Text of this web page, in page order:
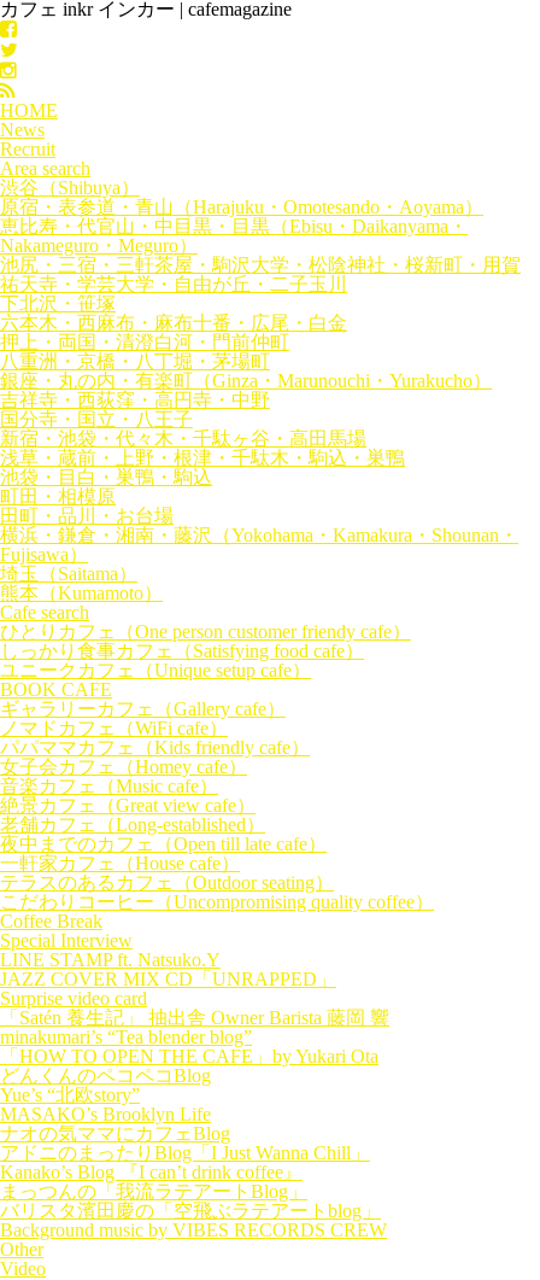
カフェ inkr インカー | cafemagazine
HOME
News
Recruit
Area search
渋谷（Shibuya）
原宿・表参道・青山（Harajuku・Omotesando・Aoyama）
恵比寿・代官山・中目黒・目黒（Ebisu・Daikanyama・
Nakameguro・Meguro）
池尻・三宿・三軒茶屋・駒沢大学・松陰神社・桜新町・用賀
祐天寺・学芸大学・自由が丘・二子玉川
下北沢・笹塚
六本木・西麻布・麻布十番・広尾・白金
押上・両国・清澄白河・門前仲町
八重洲・京橋・八丁堀・茅場町
銀座・丸の内・有楽町（Ginza・Marunouchi・Yurakucho）
吉祥寺・西荻窪・高円寺・中野
国分寺・国立・八王子
新宿・池袋・代々木・千駄ヶ谷・高田馬場
浅草・蔵前・上野・根津・千駄木・駒込・巣鴨
池袋・目白・巣鴨・駒込
町田・相模原
田町・品川・お台場
横浜・鎌倉・湘南・藤沢（Yokohama・Kamakura・Shounan・
Fujisawa）
埼玉（Saitama）
熊本（Kumamoto）
Cafe search
ひとりカフェ（One person customer friendy cafe）
しっかり食事カフェ（Satisfying food cafe）
ユニークカフェ（Unique setup cafe）
BOOK CAFE
ギャラリーカフェ（Gallery cafe）
ノマドカフェ（WiFi cafe）
パパママカフェ（Kids friendly cafe）
女子会カフェ（Homey cafe）
音楽カフェ（Music cafe）
絶景カフェ（Great view cafe）
老舗カフェ（Long-established）
夜中までのカフェ（Open till late cafe）
一軒家カフェ（House cafe）
テラスのあるカフェ（Outdoor seating）
こだわりコーヒー（Uncompromising quality coffee）
Coffee Break
Special Interview
LINE STAMP ft. Natsuko.Y
JAZZ COVER MIX CD「UNRAPPED」
Surprise video card
「Satén 養生記」 抽出舎 Owner Barista 藤岡 響
minakumari’s “Tea blender blog”
「HOW TO OPEN THE CAFE」by Yukari Ota
どんくんのペコペコBlog
Yue’s “北欧story”
MASAKO’s Brooklyn Life
ナオの気ママにカフェBlog
アドニのまったりBlog「I Just Wanna Chill」
Kanako’s Blog 『I can’t drink coffee』
まっつんの「我流ラテアートBlog」
バリスタ濱田慶の「空飛ぶラテアートblog」
Background music by VIBES RECORDS CREW
Other
Video